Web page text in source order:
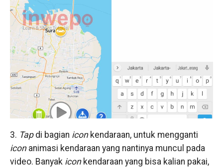
3. Tapdi bagian iconkendaraan, untuk mengganti
iconanimasi kendaraan yang nantinya muncul pada
video. Banyak iconkendaraan yang bisa kalian pakai,